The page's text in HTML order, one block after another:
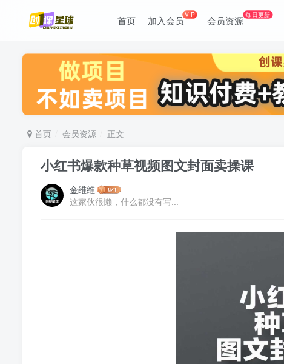
首页 加入会员VIP 会员资源 每日更新
首页 会员资源 正文
小红书爆款种草视频图文封面卖操课
金维维
这家伙很懒，什么都没有写...